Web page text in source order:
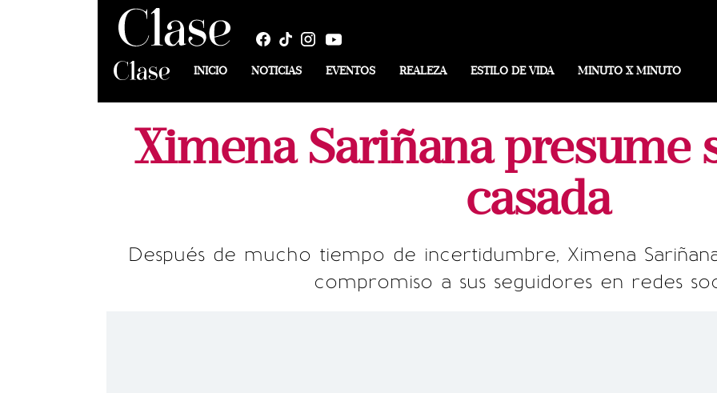
INICIO NOTICIAS EVENTOS REALEZA ESTILO DE VIDA MINUTO X MINUTO
Ximena Sariñana presume
casada
Después de mucho tiempo de incertidumbre, Ximena
compromiso a sus seguidores en redes